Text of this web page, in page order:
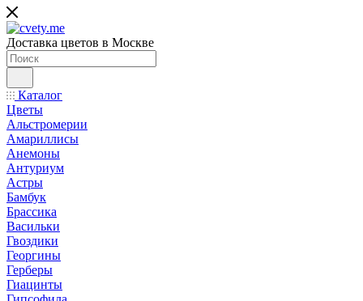
Доставка цветов в Москве
Каталог
Цветы
Альстромерии
Амариллисы
Анемоны
Антуриум
Астры
Бамбук
Брассика
Васильки
Гвоздики
Георгины
Герберы
Гиацинты